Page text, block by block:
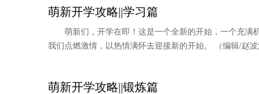
萌新开学攻略||学习篇
萌新们，开学在即！这是一个全新的开始，一个充满
我们点燃激情，以热情满怀去迎接新的开始。 （编辑/赵
萌新开学攻略||锻炼篇